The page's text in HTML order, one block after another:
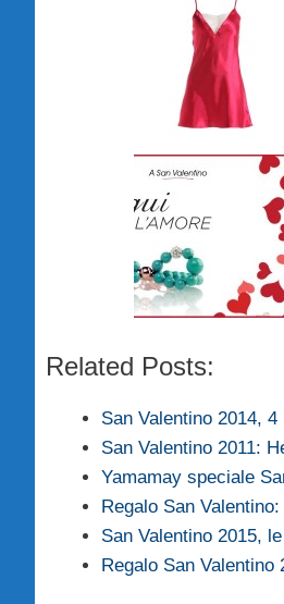
Related Posts:
San Valentino 2014,
San Valentino 2011:
Yamamay speciale
Regalo San
San Valentino 2015,
Regalo San